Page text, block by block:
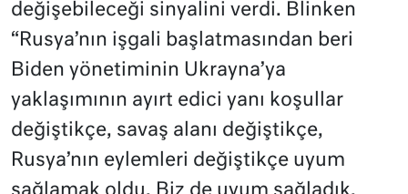
değişebileceği sinyalini verdi. Blinken
“Rusya’nın işgali başlatmasından beri
Biden yönetiminin Ukrayna’ya
yaklaşımının ayırt edici yanı koşullar
değiştikçe, savaş alanı değiştikçe,
Rusya’nın eylemleri değiştikçe uyum